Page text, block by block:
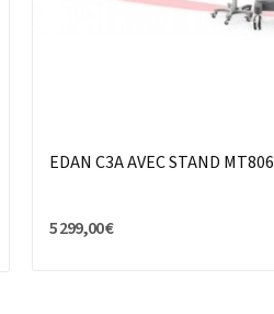
EDAN C3A AVEC STAND MT806
5 299,00 €